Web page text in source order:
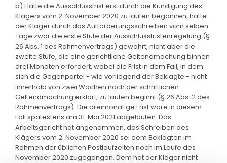
b) Hätte die Ausschlussfrist erst durch die Kündigung des
Klägers vom 2. November 2020 zu laufen begonnen, hätte
der Kläger durch das Aufforderungsschreiben vom selben
Tage zwar die erste Stufe der Ausschlussfristenregelung (§
26 Abs. 1 des Rahmenvertrags) gewahrt, nicht aber die
zweite Stufe, die eine gerichtliche Geltendmachung binnen
drei Monaten erfordert, wobei die Frist in dem Fall, in dem
sich die Gegenpartei - wie vorliegend der Beklagte - nicht
innerhalb von zwei Wochen nach der schriftlichen
Geltendmachung erklärt, zu laufen beginnt (§ 26 Abs. 2 des
Rahmenvertrags). Die dreimonatige Frist wäre in diesem
Fall spätestens am 31. Mai 2021 abgelaufen. Das
Arbeitsgericht hat angenommen, das Schreiben des
Klägers vom 2. November 2020 sei dem Beklagten im
Rahmen der üblichen Postlaufzeiten noch im Laufe des
November 2020 zugegangen. Dem hat der Kläger nicht